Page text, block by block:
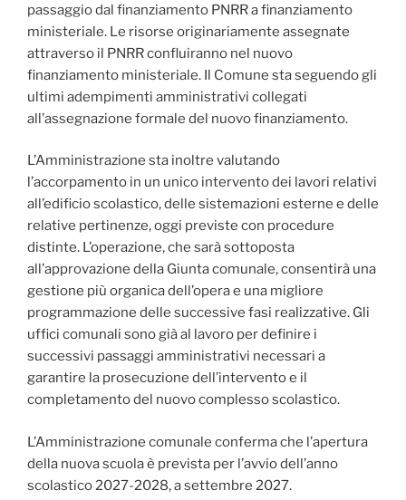
passaggio dal finanziamento PNRR a finanziamento
ministeriale. Le risorse originariamente assegnate
attraverso il PNRR confluiranno nel nuovo
finanziamento ministeriale. Il Comune sta seguendo gli
ultimi adempimenti amministrativi collegati
all’assegnazione formale del nuovo finanziamento.
L’Amministrazione sta inoltre valutando
l’accorpamento in un unico intervento dei lavori relativi
all’edificio scolastico, delle sistemazioni esterne e delle
relative pertinenze, oggi previste con procedure
distinte. L’operazione, che sarà sottoposta
all’approvazione della Giunta comunale, consentirà una
gestione più organica dell’opera e una migliore
programmazione delle successive fasi realizzative. Gli
uffici comunali sono già al lavoro per definire i
successivi passaggi amministrativi necessari a
garantire la prosecuzione dell’intervento e il
completamento del nuovo complesso scolastico.
L’Amministrazione comunale conferma che l’apertura
della nuova scuola è prevista per l’avvio dell’anno
scolastico 2027-2028, a settembre 2027.